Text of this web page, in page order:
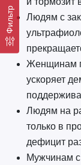
Фильтр
Людям с
Женщинам
ускоряет
Людям на
только в
дефицит
Мужчинам